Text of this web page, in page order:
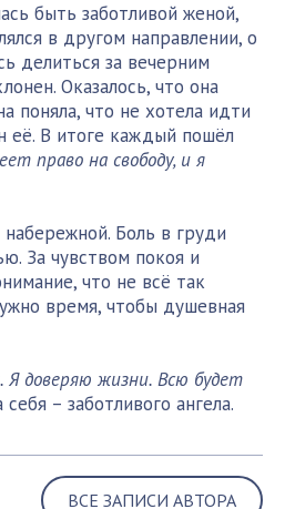
быть заботливой женой,
в другом направлении, о
делиться за вечерним
Оказалось, что она
поняла, что не хотела идти
её. В итоге каждый пошёл
право на свободу, и я
Боль в груди
За чувством покоя и
что не всё так
время, чтобы душевная
Я доверяю жизни. Всю будет
– заботливого ангела.
ВСЕ ЗАПИСИ АВТОРА